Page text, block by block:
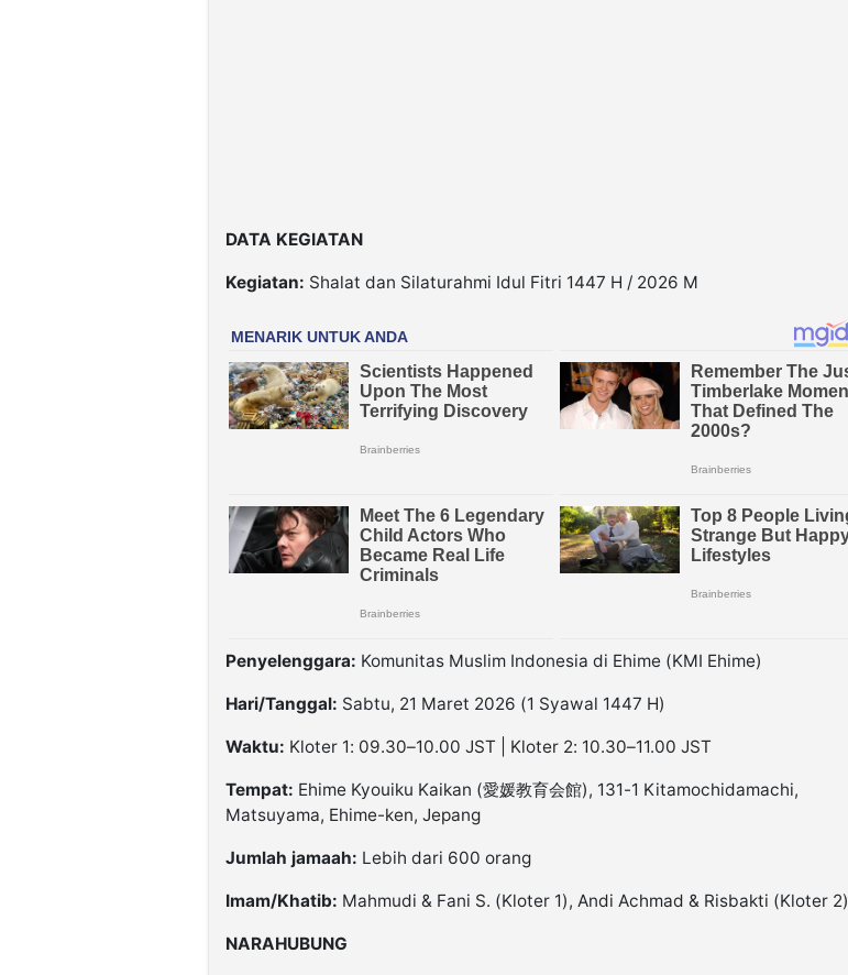
DATA KEGIATAN
Kegiatan: Shalat dan Silaturahmi Idul Fitri 1447 H / 2026 M
Penyelenggara: Komunitas Muslim Indonesia di Ehime (KMI Ehime)
Hari/Tanggal: Sabtu, 21 Maret 2026 (1 Syawal 1447 H)
Waktu: Kloter 1: 09.30–10.00 JST | Kloter 2: 10.30–11.00 JST
Tempat: Ehime Kyouiku Kaikan (愛媛教育会館), 131-1 Kitamochidamachi,
Matsuyama, Ehime-ken, Jepang
Jumlah jamaah: Lebih dari 600 orang
Imam/Khatib: Mahmudi & Fani S. (Kloter 1), Andi Achmad & Risbakti (Kloter 2)
NARAHUBUNG